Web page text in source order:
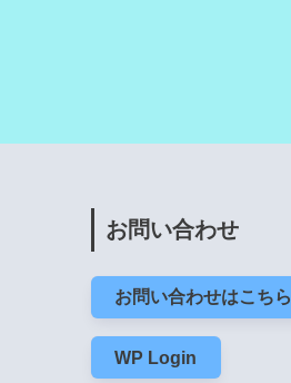
お問い合わせ
お問い合わせはこちら
WP Login